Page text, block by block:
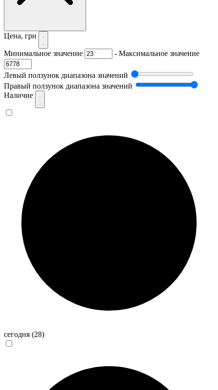
Цена, грн
Минимальное значение - Максимальное значение
Левый ползунок диапазона значений
Правый ползунок диапазона значений
Наличие
сегодня (28)